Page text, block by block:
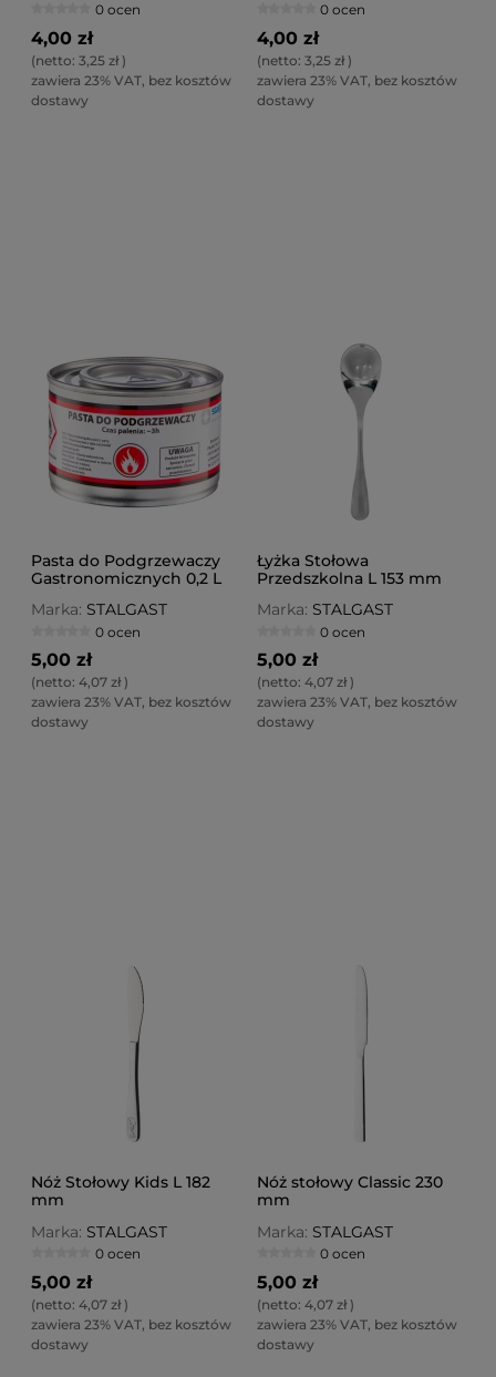
0 ocen
4,00 zł
(netto: 3,25 zł)
zawiera 23% VAT, bez kosztów
dostawy
0 ocen
4,00 zł
(netto: 3,25 zł)
zawiera 23% VAT, bez kosztów
dostawy
Pasta do Podgrzewaczy
Gastronomicznych 0,2 L
Marka: STALGAST
0 ocen
5,00 zł
(netto: 4,07 zł)
zawiera 23% VAT, bez kosztów
dostawy
Łyżka Stołowa
Przedszkolna L 153 mm
Marka: STALGAST
0 ocen
5,00 zł
(netto: 4,07 zł)
zawiera 23% VAT, bez kosztów
dostawy
Nóż Stołowy Kids L 182
mm
Marka: STALGAST
0 ocen
5,00 zł
(netto: 4,07 zł)
zawiera 23% VAT, bez kosztów
dostawy
Nóż stołowy Classic 230
mm
Marka: STALGAST
0 ocen
5,00 zł
(netto: 4,07 zł)
zawiera 23% VAT, bez kosztów
dostawy